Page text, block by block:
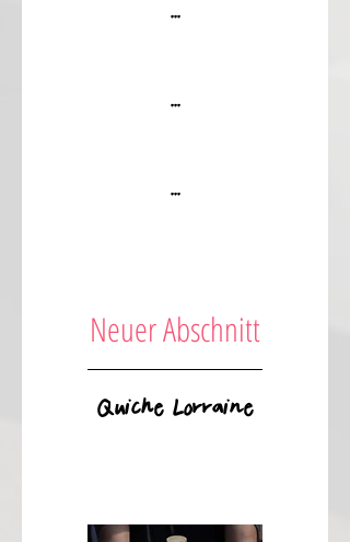
...
...
...
Neuer Abschnitt
Quiche Lorraine